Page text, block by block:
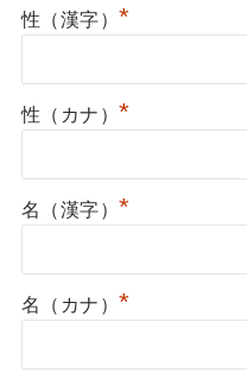
性（漢字） *
性（カナ） *
名（漢字） *
名（カナ） *